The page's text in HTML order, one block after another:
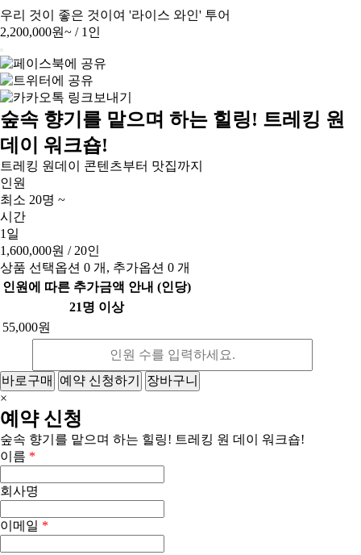
우리 것이 좋은 것이여 '라이스 와인' 투어
2,200,000원~ / 1인
숲속 향기를 맡으며 하는 힐링! 트레킹 원
데이 워크숍!
트레킹 원데이 콘텐츠부터 맛집까지
인원
최소 20명 ~
시간
1일
1,600,000원 / 20인
상품 선택옵션 0 개, 추가옵션 0 개
인원에 따른 추가금액 안내 (인당)
21명 이상
55,000원
바로구매 예약 신청하기
장바구니
×
예약 신청
숲속 향기를 맡으며 하는 힐링! 트레킹 원 데이 워크숍!
이름 *
회사명
이메일 *